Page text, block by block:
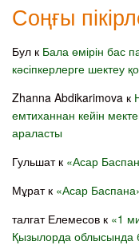
Соңғы
Бул к Бала өмірін бас
кәсіпкерлерге шектеу
Zhanna Abdikarimova к
емтиханнан кейін
араласты
Гульшатк «Асар
Мұратк «Асар
талгат Елемесов к «1
Қызылорда облысында